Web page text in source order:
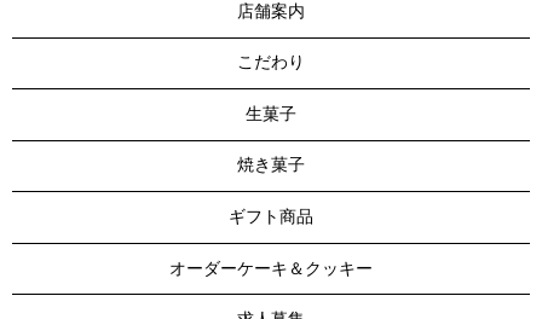
店舗案内
こだわり
生菓子
焼き菓子
ギフト商品
オーダーケーキ＆クッキー